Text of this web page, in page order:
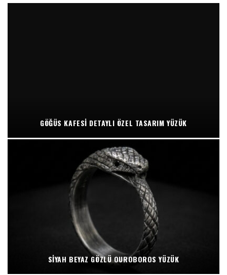
GÖĞÜS KAFESI DETAYLI ÖZEL TASARIM YÜZÜK
SIYAH BEYAZ GÖZLÜ OUROBOROS YÜZÜK